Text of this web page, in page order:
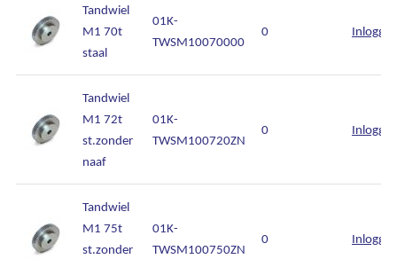
Tandwiel
M1 70t
staal
01K-
TWSM10070000
0 Inloggen
Tandwiel
M1 72t
st.zonder
naaf
01K-
TWSM100720ZN
0 Inloggen
Tandwiel
M1 75t
st.zonder
01K-
TWSM100750ZN
0 Inloggen